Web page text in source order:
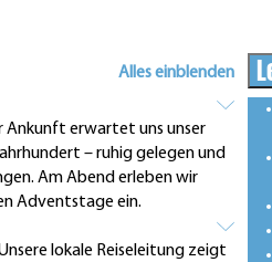
Alles einblenden
Ankunft erwartet uns unser
– ruhig gelegen und
Am Abend erleben wir
Adventstage ein.
lokale Reiseleitung zeigt